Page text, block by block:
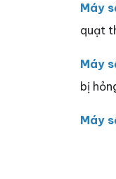
Máy
quạt
Máy
bị
Máy